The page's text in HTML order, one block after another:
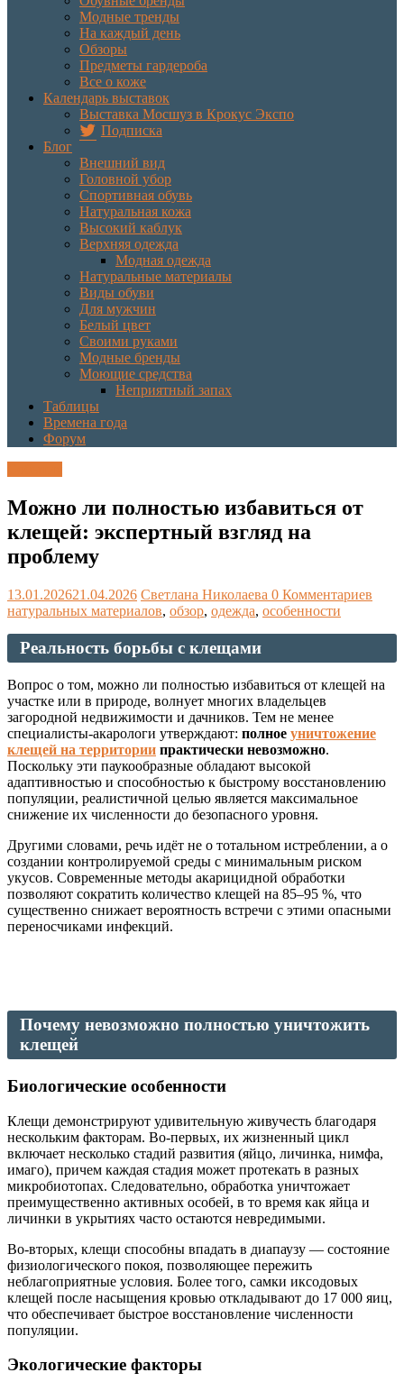
Модные тренды
На каждый день
Обзоры
Предметы гардероба
Все о коже
Календарь выставок
Выставка Мосшуз в Крокус Экспо
Подписка
Блог
Внешний вид
Головной убор
Спортивная обувь
Натуральная кожа
Высокий каблук
Верхняя одежда
Модная одежда
Натуральные материалы
Виды обуви
Для мужчин
Белый цвет
Своими руками
Модные бренды
Моющие средства
Неприятный запах
Таблицы
Времена года
Форум
Можно ли полностью избавиться от
клещей: экспертный взгляд на
проблему
13.01.202621.04.2026 Светлана Николаева 0 Комментариев
натуральных материалов, обзор, одежда, особенности
Реальность борьбы с клещами
Вопрос о том, можно ли полностью избавиться от клещей на
участке или в природе, волнует многих владельцев
загородной недвижимости и дачников. Тем не менее
специалисты-акарологи утверждают: полное уничтожение
клещей на территории практически невозможно.
Поскольку эти паукообразные обладают высокой
адаптивностью и способностью к быстрому восстановлению
популяции, реалистичной целью является максимальное
снижение их численности до безопасного уровня.
Другими словами, речь идёт не о тотальном истреблении, а о
создании контролируемой среды с минимальным риском
укусов. Современные методы акарицидной обработки
позволяют сократить количество клещей на 85–95 %, что
существенно снижает вероятность встречи с этими опасными
переносчиками инфекций.
Почему невозможно полностью уничтожить
клещей
Биологические особенности
Клещи демонстрируют удивительную живучесть благодаря
нескольким факторам. Во-первых, их жизненный цикл
включает несколько стадий развития (яйцо, личинка, нимфа,
имаго), причем каждая стадия может протекать в разных
микробиотопах. Следовательно, обработка уничтожает
преимущественно активных особей, в то время как яйца и
личинки в укрытиях часто остаются невредимыми.
Во-вторых, клещи способны впадать в диапаузу — состояние
физиологического покоя, позволяющее пережить
неблагоприятные условия. Более того, самки иксодовых
клещей после насыщения кровью откладывают до 17 000 яиц,
что обеспечивает быстрое восстановление численности
популяции.
Экологические факторы